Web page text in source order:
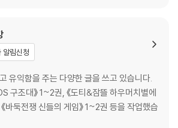
알림신청
유익함을 주는 다양한 글을 쓰고 있습니다.
구조대》 1~2권, 《도티&잠뜰 하우머치별에
바둑전쟁 신들의 게임》 1~2권 등을 작업했습